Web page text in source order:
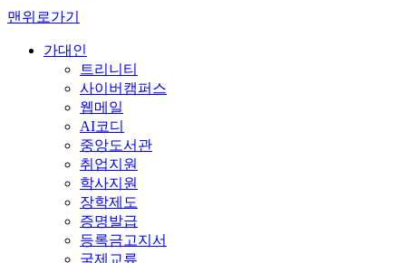
맨위로가기
가대인
트리니티
사이버캠퍼스
웹메일
AI코디
중앙도서관
취업지원
학사지원
장학제도
증명발급
등록금고지서
국제교류